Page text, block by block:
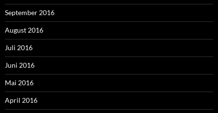
September 2016
August 2016
Juli 2016
Juni 2016
Mai 2016
April 2016